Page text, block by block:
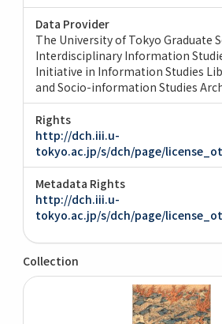
Data Provider
The University of Tokyo Graduate
Interdisciplinary Information
Initiative in Information Studies
and Socio-information Studies
Rights
http://dch.iii.u-
tokyo.ac.jp/s/dch/page/
Metadata Rights
http://dch.iii.u-
tokyo.ac.jp/s/dch/page/
Collection